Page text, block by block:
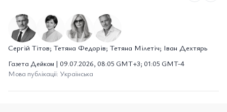
Сергій Тітов; Тетяна Федорів; Тетяна Мілетіч; Іван Дехтярь
Газета Дейком | 09.07.2026, 08:05 GMT+3; 01:05 GMT-4
Мова публікації: Українська